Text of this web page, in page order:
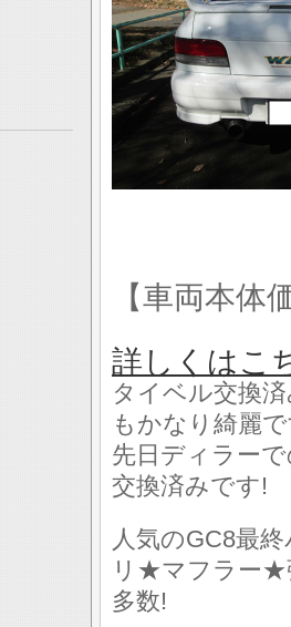
【車両本体
詳しくはこ
タイベル交換
もかなり綺麗
先日ディラー
交換済みです!
人気のGC8最
リ★マフラー★
多数!